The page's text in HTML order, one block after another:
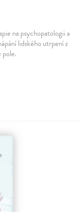
na psychopatologii a
lidského utrpení z
pole.